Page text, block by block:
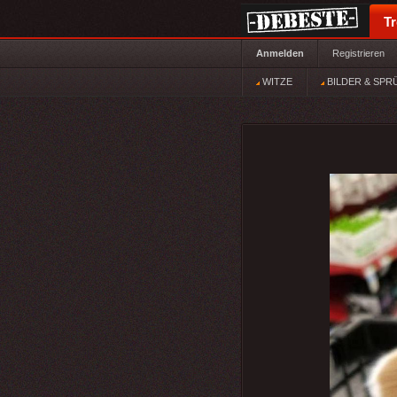
Anmelden Registrieren
WITZE BILDER &